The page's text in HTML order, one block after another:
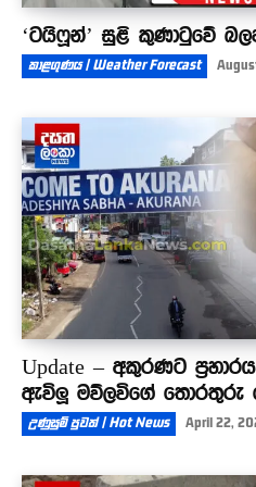
‘ටයිෆූන්’ සුළි කුණාටුවේ
කාළගුණය | Weather Forecast
Update – අකුරණට
ඇවිලූ මව්ලවිගේ තොරතුරු
උණුසුම් පුවත් | Hot News April 22,